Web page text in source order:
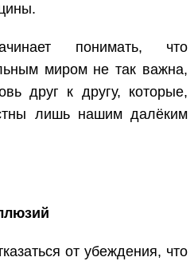
понимать, что
миром не так важна,
друг к другу, которые,
лишь нашим далёким
от убеждения, что